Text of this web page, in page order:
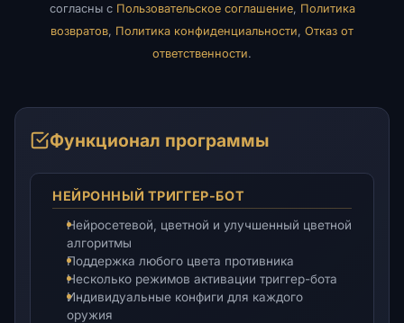
согласны с Пользовательское соглашение, Политика
возвратов, Политика конфиденциальности, Отказ от
ответственности.
Функционал программы
НЕЙРОННЫЙ ТРИГГЕР-БОТ
Нейросетевой, цветной и улучшенный цветной
алгоритмы
Поддержка любого цвета противника
Несколько режимов активации триггер-бота
Индивидуальные конфиги для каждого
оружия